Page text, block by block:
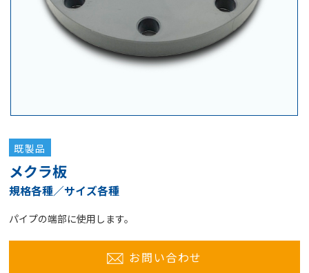
既製品
メクラ板
規格各種／サイズ各種
パイプの端部に使用します。
お問い合わせ